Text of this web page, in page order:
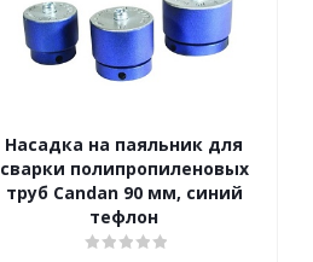
Насадка на паяльник для
сварки полипропиленовых
труб Candan 90 мм, синий
тефлон